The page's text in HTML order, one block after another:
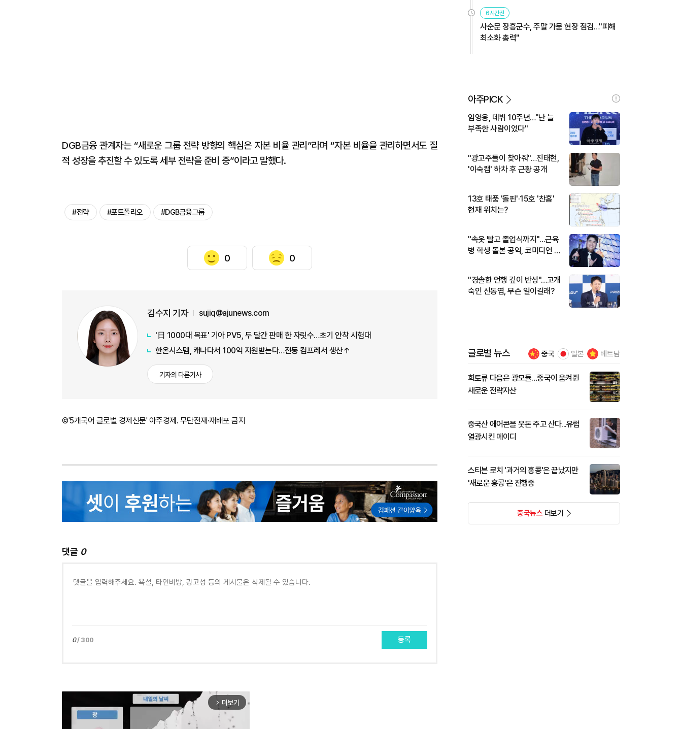
DGB금융 관계자는 “새로운 그룹 전략 방향의 핵심은 자본 비율 관리”라며 “자본 비율을 관리하면서도 질
적 성장을 추진할 수 있도록 세부 전략을 준비 중”이라고 말했다.
#전략 #포트폴리오 #DGB금융그룹
0 0
김수지 기자 sujiq@ajunews.com
'日 1000대 목표' 기아 PV5, 두 달간 판매 한 자릿수…초기 안착 시험대
한온시스템, 캐나다서 100억 지원받는다…전동 컴프레서 생산↑
기자의 다른기사
©'5개국어 글로벌 경제신문' 아주경제. 무단전재·재배포 금지
댓글 0
0/ 300 등록
arrow_forward_ios 더보기
6시간전
사순문 장흥군수, 주말 가뭄 현장 점검…"피해
최소화 총력"
아주PICK
임영웅, 데뷔 10주년…"난 늘
부족한 사람이었다"
"광고주들이 찾아줘"…진태현,
'이숙캠' 하차 후 근황 공개
13호 태풍 '돌핀'·15호 '찬홈'
현재 위치는?
"속옷 빨고 졸업식까지"…근육
병 학생 돌본 공익, 코미디언 김
"경솔한 언행 깊이 반성"…고개
숙인 신동엽, 무슨 일이길래?
글로벌 뉴스 중국 일본 베트남
희토류 다음은 광모듈…중국이 움켜쥔
새로운 전략자산
중국산 에어콘을 웃돈 주고 산다...유럽
열광시킨 메이디
스티븐 로치 '과거의 홍콩'은 끝났지만
'새로운 홍콩'은 진행중
중국뉴스더보기